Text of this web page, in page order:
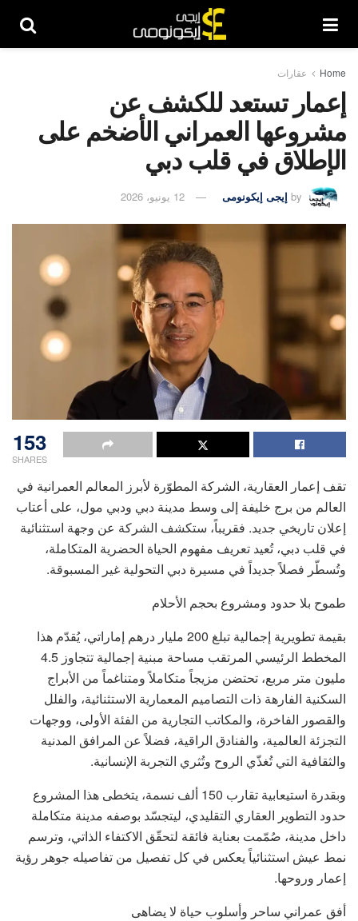
Home عقارات
إعمار تستعد للكشف عن
مشروعها العمراني الأضخم على
الإطلاق في قلب دبي
by إيجى إيكونومى 12 يونيو، 2026
153
SHARES
تقف إعمار العقارية، الشركة المطوّرة لأبرز المعالم العمرانية في
العالم من برج خليفة إلى وسط مدينة دبي ودبي مول، على أعتاب
إعلان تاريخي جديد. فقريباً، ستكشف الشركة عن وجهة استثنائية
في قلب دبي، تُعيد تعريف مفهوم الحياة الحضرية المتكاملة،
وتُسطّر فصلاً جديداً في مسيرة دبي التحولية غير المسبوقة.
طموح بلا حدود ومشروع بحجم الأحلام
بقيمة تطويرية إجمالية تبلغ 200 مليار درهم إماراتي، يُقدّم هذا
المخطط الرئيسي المرتقب مساحة مبنية إجمالية تتجاوز 4.5
مليون متر مربع، تحتضن مزيجاً متكاملاً ومتناغماً من الأبراج
السكنية الفارهة ذات التصاميم المعمارية الاستثنائية، والفلل
والقصور الفاخرة، والمكاتب التجارية من الفئة الأولى، ووجهات
التجزئة العالمية، والفنادق الراقية، فضلاً عن المرافق المدنية
والثقافية التي تُغذّي الروح وتُثري التجربة الإنسانية.
وبقدرة استيعابية تقارب 150 ألف نسمة، يتخطى هذا المشروع
حدود التطوير العقاري التقليدي، ليتجسّد بوصفه مدينة متكاملة
داخل مدينة، صُمّمت بعناية فائقة لتحقّق الاكتفاء الذاتي، وترسم
نمط عيش استثنائياً يعكس في كل تفصيل من تفاصيله جوهر رؤية
إعمار وروحها.
أفق عمراني ساحر وأسلوب حياة لا يضاهى